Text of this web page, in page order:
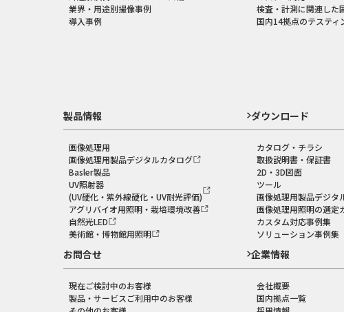
業界・用途別撮像事例
導入事例
検査・計測に関連した
国内14拠点のテスティ
製品情報
画像処理用
画像処理用製品デジタルカタログ
Basler製品
UV照射器
(UV硬化・紫外線硬化・UV耐光評価)
アグリバイオ用照明・栽培環境改善
自然光LED
美術館・博物館用照明
ダウンロード
カタログ・チラシ
取扱説明書・保証書
2D・3D図面
ツール
画像処理用製品デジタ
画像処理用照明の選定
カスタム対応事例集
ソリューション事例集
お問合せ
現在ご検討中のお客様
製品・サービスご利用中のお客様
企業情報
会社概要
国内拠点一覧